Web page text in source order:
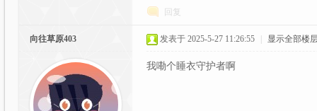
回复
向往草原403 发表于 2025-5-27 11:26:55 显示全部楼
我嘞个睡衣守护者啊